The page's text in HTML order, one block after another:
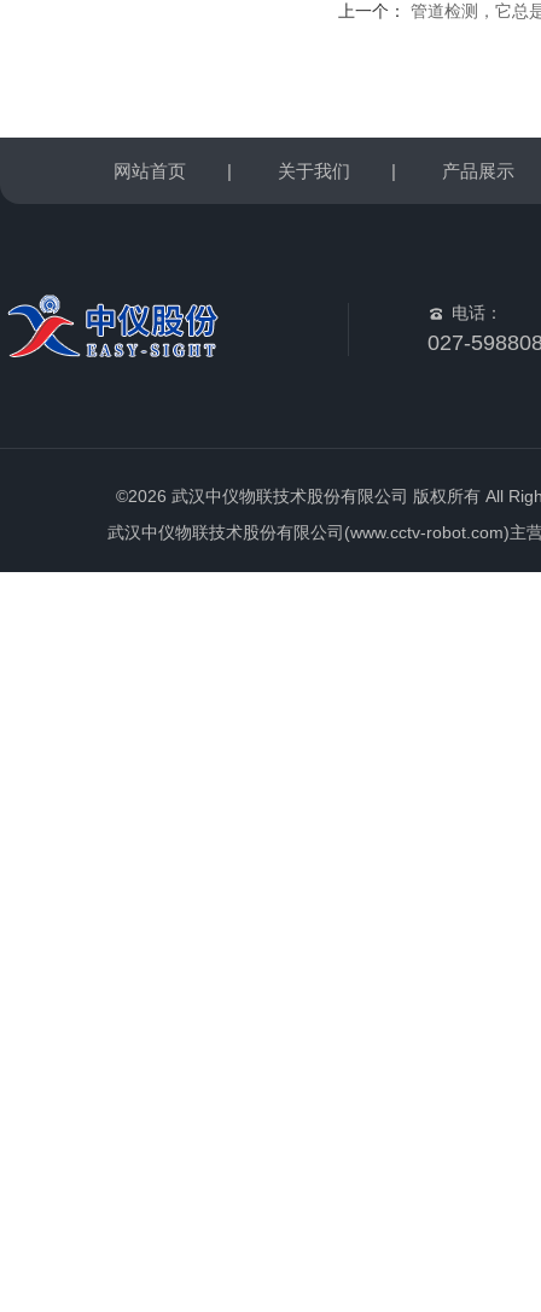
上一个： 管道检测，它总
网站首页 | 关于我们 | 产品展示
电话：
027-
©2026 武汉中仪物联技术股份有限公司 版权所有 All
武汉中仪物联技术股份有限公司(www.cctv-robot.com)主